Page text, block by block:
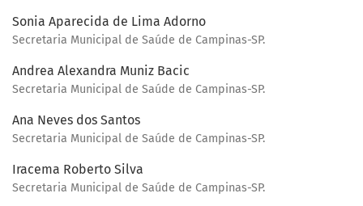
Sonia Aparecida de Lima Adorno
Secretaria Municipal de Saúde de Campinas-SP.
Andrea Alexandra Muniz Bacic
Secretaria Municipal de Saúde de Campinas-SP.
Ana Neves dos Santos
Secretaria Municipal de Saúde de Campinas-SP.
Iracema Roberto Silva
Secretaria Municipal de Saúde de Campinas-SP.